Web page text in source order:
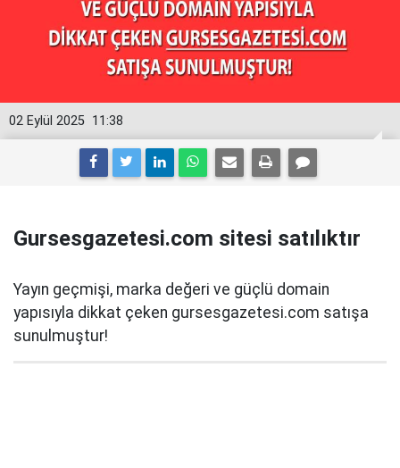
11:38
02 Eylül 2025
Gursesgazetesi.com sitesi satılıktır
Yayın geçmişi, marka değeri ve güçlü domain
yapısıyla dikkat çeken gursesgazetesi.com satışa
sunulmuştur!